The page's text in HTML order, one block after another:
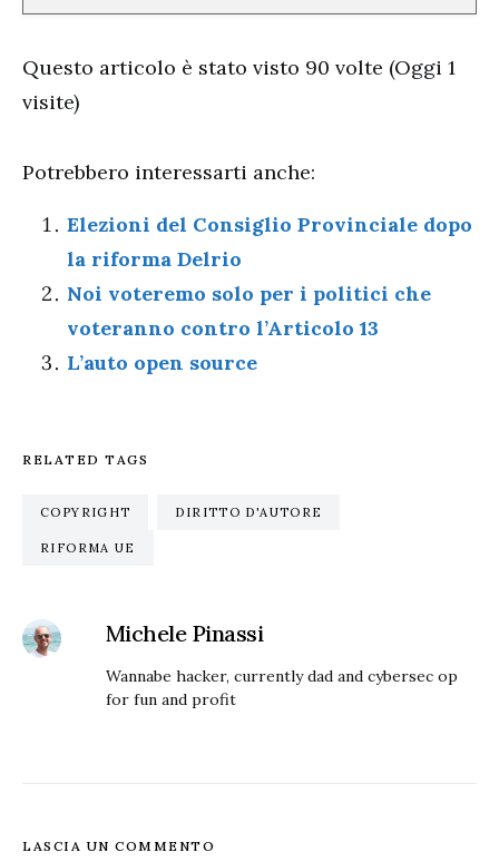
Questo articolo è stato visto 90 volte (Oggi 1
visite)
Potrebbero interessarti anche:
Elezioni del Consiglio Provinciale dopo
la riforma Delrio
Noi voteremo solo per i politici che
voteranno contro l’Articolo 13
L’auto open source
RELATED TAGS
COPYRIGHT DIRITTO D'AUTORE
RIFORMA UE
Michele Pinassi
Wannabe hacker, currently dad and cybersec op
for fun and profit
LASCIA UN COMMENTO